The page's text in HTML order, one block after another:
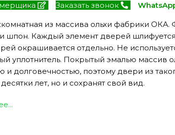
Заказать звонок
из массива ольхи фабрики ОКА.
Каждый элемент дверей
окрашивается отдельно. Не
уплотнитель. Покрытый эмалью массив
и долговечностью, поэтому двери из
лет, но и сохранят свой вид.